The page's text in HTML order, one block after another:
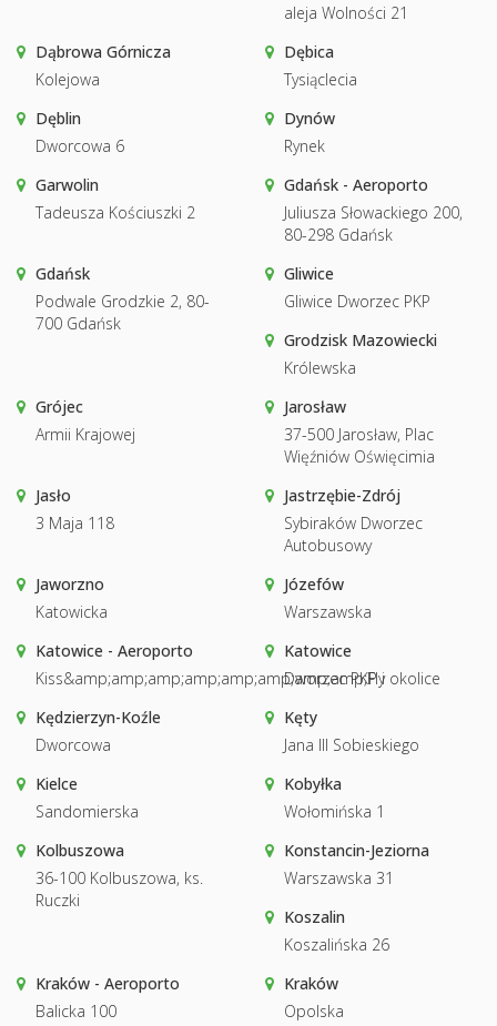
aleja Wolności 21
Dąbrowa Górnicza
Kolejowa
Dębica
Tysiąclecia
Dęblin
Dworcowa 6
Dynów
Rynek
Garwolin
Tadeusza Kościuszki 2
Gdańsk - Aeroporto
Juliusza Słowackiego 200,
80-298 Gdańsk
Gdańsk
Podwale Grodzkie 2, 80-
700 Gdańsk
Gliwice
Gliwice Dworzec PKP
Grodzisk Mazowiecki
Królewska
Grójec
Armii Krajowej
Jarosław
37-500 Jarosław, Plac
Więźniów Oświęcimia
Jasło
3 Maja 118
Jastrzębie-Zdrój
Sybiraków Dworzec
Autobusowy
Jaworzno
Katowicka
Józefów
Warszawska
Katowice - Aeroporto
Kiss&amp;amp;amp;amp;amp;amp;amp;amp;Fly
Katowice
Dworzec PKP i okolice
Kędzierzyn-Koźle
Dworcowa
Kęty
Jana III Sobieskiego
Kielce
Sandomierska
Kobyłka
Wołomińska 1
Kolbuszowa
36-100 Kolbuszowa, ks.
Ruczki
Konstancin-Jeziorna
Warszawska 31
Koszalin
Koszalińska 26
Kraków - Aeroporto
Balicka 100
Kraków
Opolska